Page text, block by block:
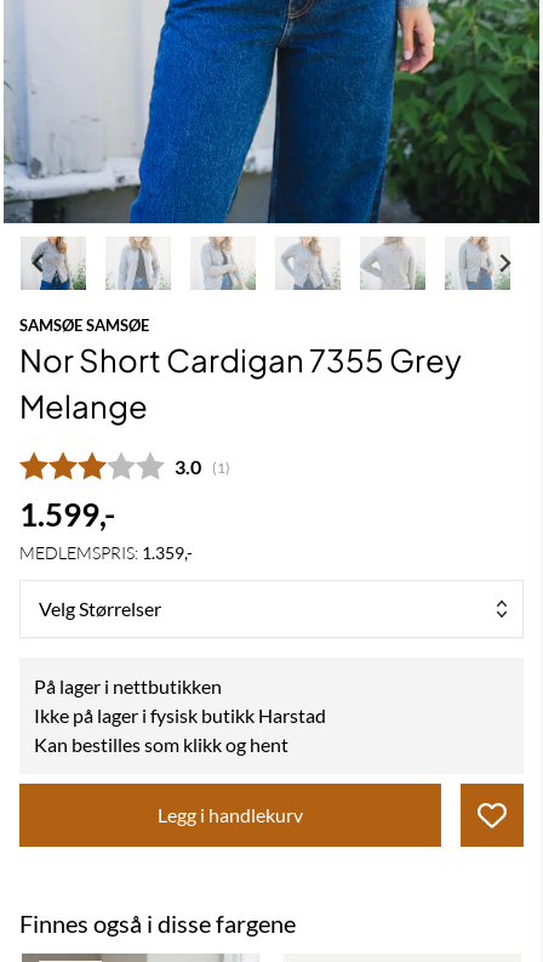
SAMSØE SAMSØE
Nor Short Cardigan 7355 Grey
Melange
Gjennomsnittskarakter:
3.0 (stemmer:
1)
1.599,-
MEDLEMSPRIS: 1.359,-
Velg Størrelser
På lager i nettbutikken
Ikke på lager i fysisk butikk Harstad
Kan bestilles som klikk og hent
Legg i handlekurv
Finnes også i disse fargene